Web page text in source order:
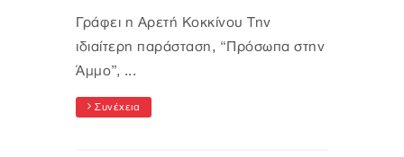
Γράφει η Αρετή Κοκκίνου Την
ιδιαίτερη παράσταση, “Πρόσωπα στην
Άμμο”, ...
Συνέχεια